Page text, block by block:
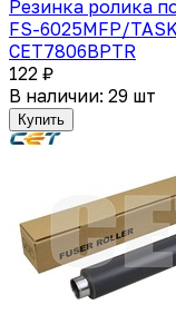
Резинка ролика
FS-6025MFP/
CET7806BPTR
122 ₽
В наличии: 29 шт
Купить